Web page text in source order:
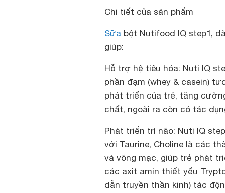
Chi tiết của sản phẩm
Sữa bột Nutifood IQ step1,
giúp:
Hỗ trợ hệ tiêu hóa: Nuti IQ
phần đạm (whey & casein)
phát triển của trẻ, tăng
chất, ngoài ra còn có tác
Phát triển trí não: Nuti IQ
với Taurine, Choline là các
và võng mạc, giúp trẻ phát
các axit amin thiết yếu
dẫn truyền thần kinh) tác